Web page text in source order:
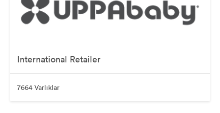
International Retailer
7664 Varlıklar